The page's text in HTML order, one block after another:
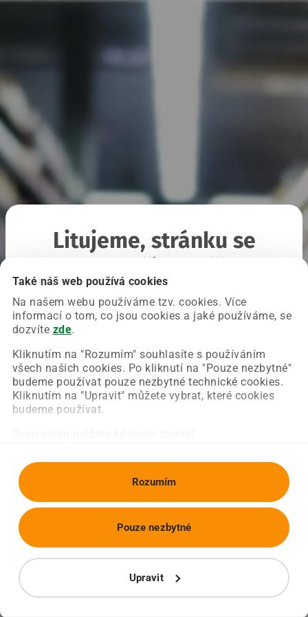
Také náš web používá cookies
Na našem webu používáme tzv. cookies. Více
informací o tom, co jsou cookies a jaké používáme, se
dozvíte zde.
Kliknutím na "Rozumím" souhlasíte s používáním
všech našich cookies. Po kliknutí na "Pouze nezbytné"
budeme používat pouze nezbytné technické cookies.
Kliknutím na "Upravit" můžete vybrat, které cookies
budeme používat.
Rozumím
Upravit
Pouze nezbytné
Litujeme, stránku se
Chyba nastala na naší straně a už ji opravujeme.
Zkuste prosím znovu načíst požadovanou stránku.
Obnovit stránku Úvodní strana